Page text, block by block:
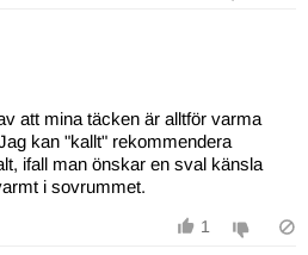
att mina täcken är alltför varma
kan "kallt" rekommendera
ifall man önskar en sval känsla
i sovrummet.
1